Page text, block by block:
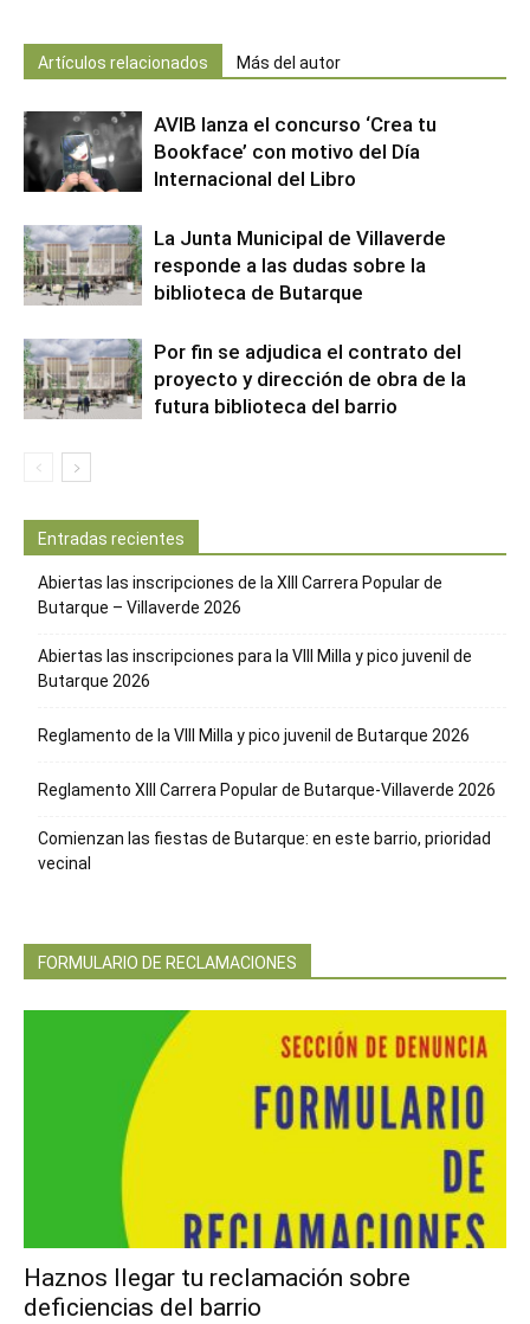
Artículos relacionados Más del autor
AVIB lanza el concurso ‘Crea tu
Bookface’ con motivo del Día
Internacional del Libro
La Junta Municipal de Villaverde
responde a las dudas sobre la
biblioteca de Butarque
Por fin se adjudica el contrato del
proyecto y dirección de obra de la
futura biblioteca del barrio
Entradas recientes
Abiertas las inscripciones de la XIII Carrera Popular de
Butarque – Villaverde 2026
Abiertas las inscripciones para la VIII Milla y pico juvenil de
Butarque 2026
Reglamento de la VIII Milla y pico juvenil de Butarque 2026
Reglamento XIII Carrera Popular de Butarque-Villaverde 2026
Comienzan las fiestas de Butarque: en este barrio, prioridad
vecinal
FORMULARIO DE RECLAMACIONES
Haznos llegar tu reclamación sobre
deficiencias del barrio